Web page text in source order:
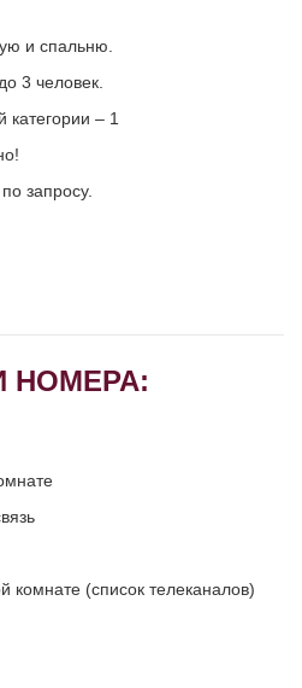
и спальню.
3 человек.
категории – 1
запросу.
НОМЕРА:
комнате (список телеканалов)